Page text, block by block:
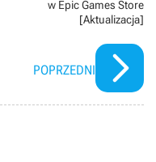
w Epic Games Store
[Aktualizacja]
POPRZEDNI